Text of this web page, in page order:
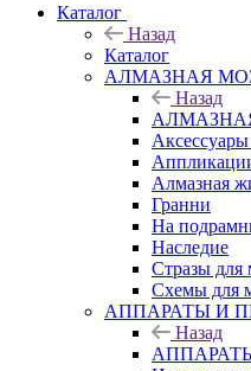
Каталог
Назад
Каталог
АЛМАЗНАЯ
Назад
Алмазная
Гранни
На
Наследие
Стразы для
Схемы для
АППАРАТЫ И
Назад